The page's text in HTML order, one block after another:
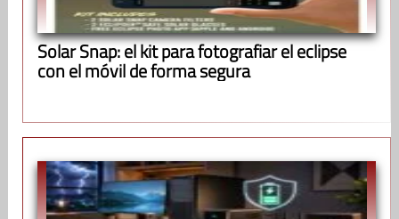
Solar Snap: el kit para fotografiar el eclipse
con el móvil de forma segura